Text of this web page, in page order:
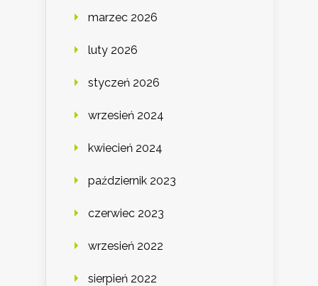
marzec 2026
luty 2026
styczeń 2026
wrzesień 2024
kwiecień 2024
październik 2023
czerwiec 2023
wrzesień 2022
sierpień 2022